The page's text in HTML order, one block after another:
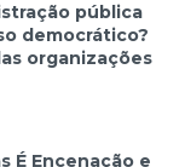
pública
democrático?
organizações
É Encenação e